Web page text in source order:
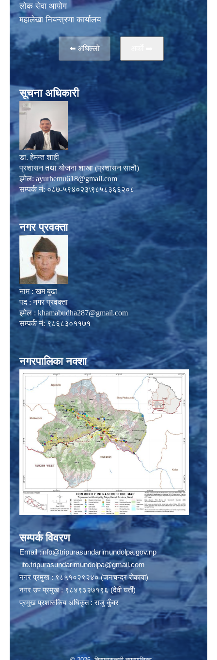
लाेक सेवा आयोग
महालेखा नियन्त्रणा कार्यालय
⬅️ अघिल्लो
सूचना अधिकारी
डा. हेमन्त शाही
प्रशासन तथा योजना शाखा (प्रशासन सातौ)
इमेल: ayurhemu618@gmail.com
सम्पर्क नं: ०८७-५९४०२३\९८५८३६६२०८
नगर प्रवक्ता
नाम : खम बुढा
पद : नगर प्रवक्ता
इमेल : khamabudha287@gmail.com
सम्पर्क नं: ९८६८३०११७१
नगरपालिका नक्शा
सम्पर्क विवरण
Email :info@tripurasundarimundolpa.gov.np
ito.tripurasundarimundolpa@gmail.com
नगर प्रमुख : ९८५१०२९२४० (जनचन्द्र रोकाया)
नगर उप प्रमुख : ९८४९३२७१९६ (देवी घर्ती)
प्रमुख प्रशासकिय अधिकृत : राजु कुँवर